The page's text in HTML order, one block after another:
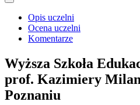
Opis uczelni
Ocena uczelni
Komentarze
Wyższa Szkoła
prof. Kazimiery
Poznaniu